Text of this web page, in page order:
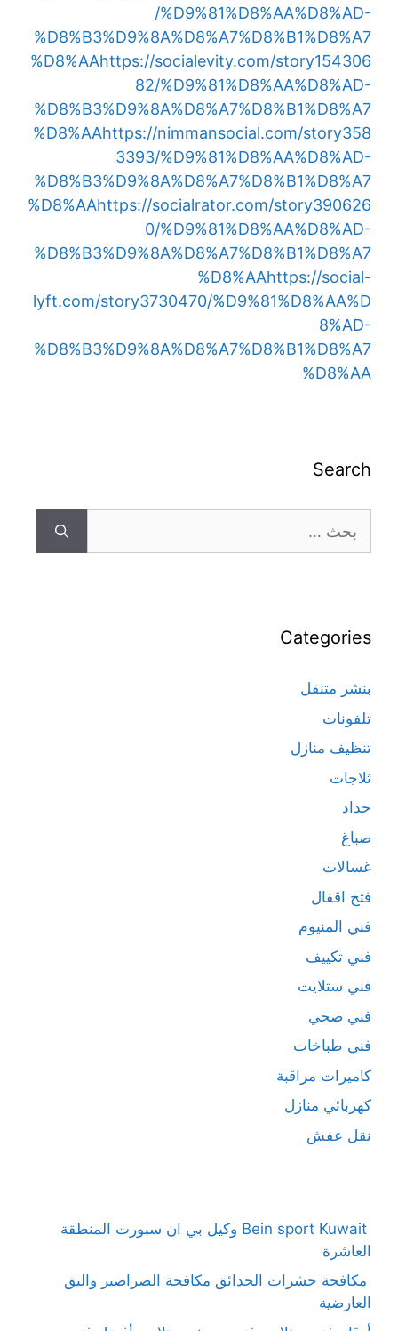
/%D9%81%D8%AA%D8%AD-
%D8%B3%D9%8A%D8%A7%D8%B1%D8%A7
%D8%AAhttps://socialevity.com/story154306
82/%D9%81%D8%AA%D8%AD-
%D8%B3%D9%8A%D8%A7%D8%B1%D8%A7
%D8%AAhttps://nimmansocial.com/story358
3393/%D9%81%D8%AA%D8%AD-
%D8%B3%D9%8A%D8%A7%D8%B1%D8%A7
%D8%AAhttps://socialrator.com/story390626
0/%D9%81%D8%AA%D8%AD-
%D8%B3%D9%8A%D8%A7%D8%B1%D8%A7
%D8%AAhttps://social-
lyft.com/story3730470/%D9%81%D8%AA%D
8%AD-
%D8%B3%D9%8A%D8%A7%D8%B1%D8%A7
%D8%AA
Search
Categories
بنشر متنقل
تلفونات
تنظيف منازل
ثلاجات
حداد
صباغ
غسالات
فتح اقفال
فني المنيوم
فني تكييف
فني ستلايت
فني صحي
فني طباخات
كاميرات مراقبة
كهربائي منازل
نقل عفش
Bein sport Kuwait وكيل بي ان سبورت المنطقة
العاشرة
مكافحة حشرات الحدائق مكافحة الصراصير والبق
العارضية